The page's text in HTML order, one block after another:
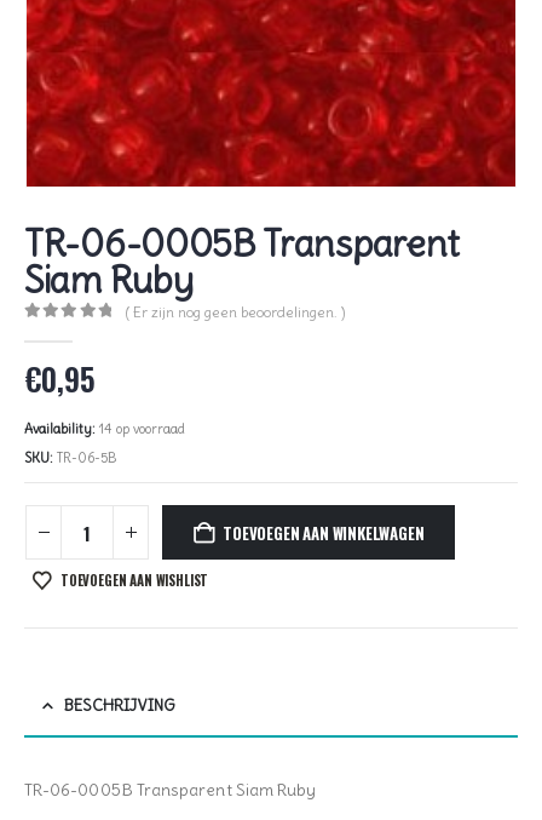
TR-06-0005B Transparent
Siam Ruby
( Er zijn nog geen beoordelingen. )
€0,95
Availability: 14 op voorraad
SKU: TR-06-5B
TOEVOEGEN AAN WINKELWAGEN
TOEVOEGEN AAN WISHLIST
BESCHRIJVING
TR-06-0005B Transparent Siam Ruby